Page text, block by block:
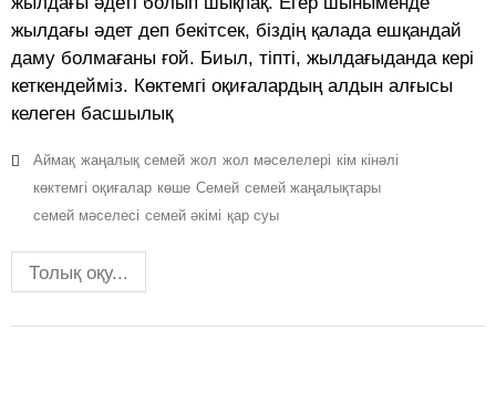
жылдағы әдет деп бекітсек, біздің қалада ешқандай
даму болмағаны ғой. Биыл, тіпті, жылдағыданда кері
кеткендейміз. Көктемгі оқиғалардың алдын алғысы
келеген басшылық
Аймақ жаңалық семей жол жол мәселелері кім кінәлі
көктемгі оқиғалар көше Семей семей жаңалықтары
семей мәселесі семей әкімі қар суы
Толық оқу...